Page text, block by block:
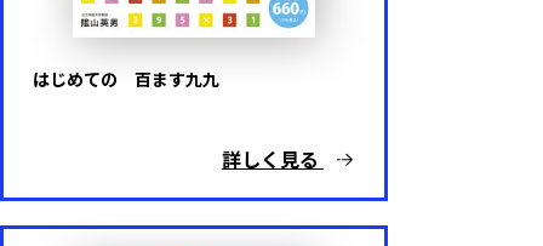
内容
英語
国語
はじめての 百ます九九
詳しく見る